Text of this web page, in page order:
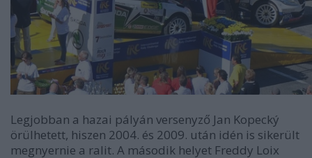
Legjobban a hazai pályán versenyző Jan Kopecký
örülhetett, hiszen 2004. és 2009. után idén is sikerült
megnyernie a ralit. A második helyet Freddy Loix